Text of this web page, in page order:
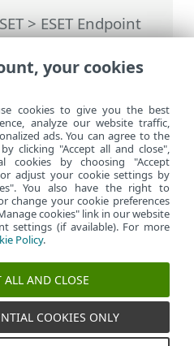
>ESET Endpoint
avanzada>
del acceso a la
de ESET
your cookies
cookies to give you the best
analyze our website traffic,
ads. You can agree to the
clicking "Accept all and close",
cookies by choosing "Accept
adjust your cookie settings by
You also have the right to
change your cookie preferences
cookies" link in our website
settings (if available). For more
Policy.
ALL AND CLOSE
COOKIES ONLY